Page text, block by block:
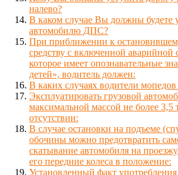
налево?
В каком случае Вы должны будете
автомобилю ДПС?
При приближении к
средству с включенной аварийной
которое имеет опознавательные
детей», водитель должен:
В каких случаях водители
Эксплуатировать грузовой
максимальной массой не более
отсутствии:
В случае остановки на подъеме
обочины можно предотвратить
скатывание автомобиля на
его передние колеса в положение:
Установленный факт